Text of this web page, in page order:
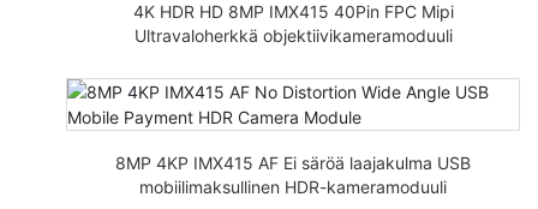
4K HDR HD 8MP IMX415 40Pin FPC Mipi
Ultravaloherkkä objektiivikameramoduuli
8MP 4KP IMX415 AF Ei säröä laajakulma USB
mobiilimaksullinen HDR-kameramoduuli